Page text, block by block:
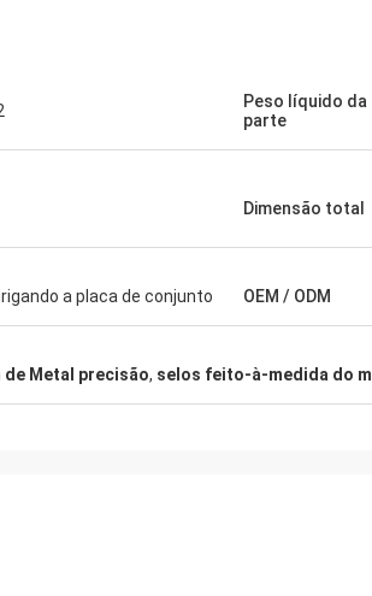
negócio com você.Peso líquido da
parte
Dimensão total
a placa de conjunto OEM / ODM
de Metal precisão, selos feito-à-medida do